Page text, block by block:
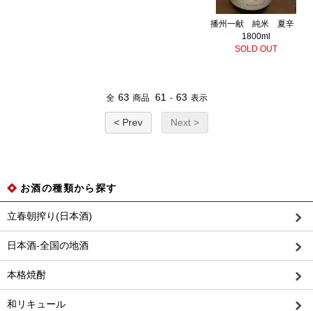
播州一献 純米 夏辛
1800ml
SOLD OUT
全 63 商品 61 - 63 表示
< Prev Next >
お酒の種類から探す
立春朝搾り(日本酒)
日本酒-全国の地酒
本格焼酎
和リキュール